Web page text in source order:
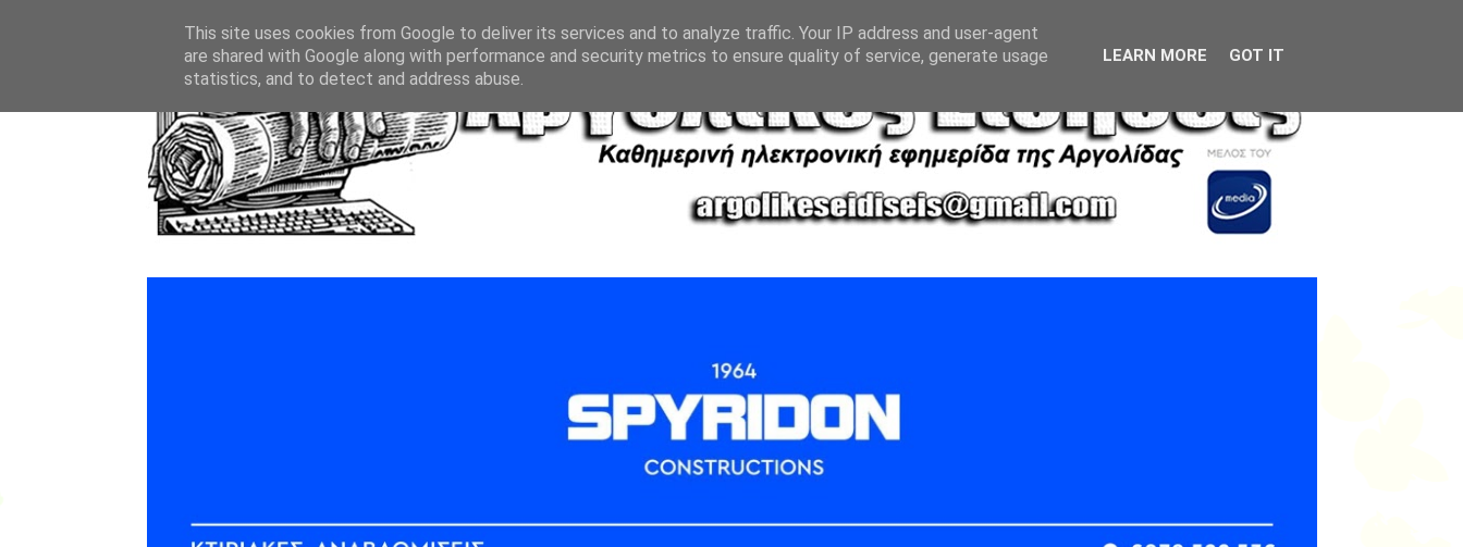
This site uses cookies from Google to deliver its services and to analyze traffic. Your IP address and user-agent
are shared with Google along with performance and security metrics to ensure quality of service, generate usage
statistics, and to detect and address abuse.
LEARN MORE GOT IT